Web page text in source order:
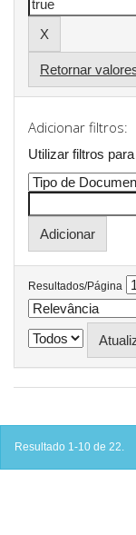
Retornar
Adicionar filtros:
Utilizar filtros
Resultados/Página
Resultado 1-10 de 22.